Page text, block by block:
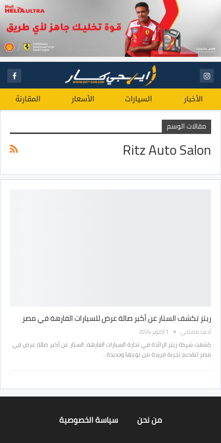
الأخبار السيارات الأسعار المقارنة
مقالات الوسم
Ritz Auto Salon
ريتز تكشف الستار عن أكبر صالة عرض للسيارات الفارهة في مصر
أحمد مصلحي 1 أكتوبر 2024
كشفت شركة ريتز الرائدة في تجارة السيارات الفارهة، الستار عن أكبر صالة عرض في
مصر لتقديم تجربة فريدة من نوعها وجديدة…
من نحن سياسة الخصوصية